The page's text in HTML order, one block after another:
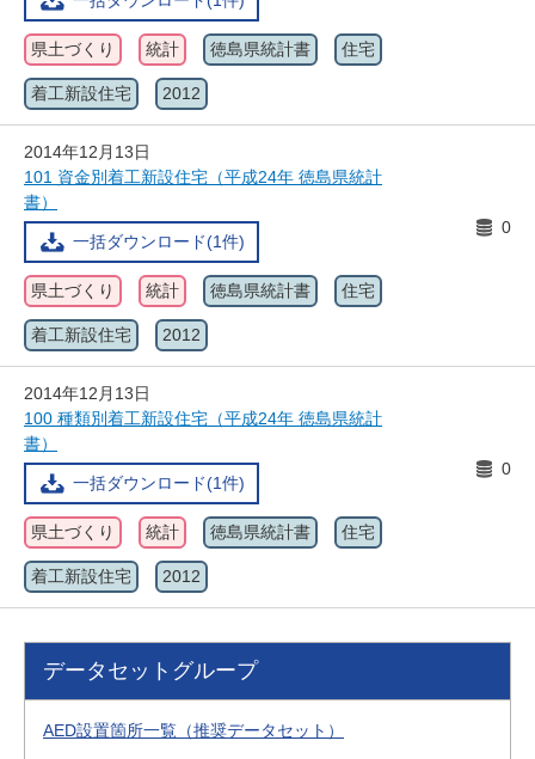
県土づくり 統計 徳島県統計書 住宅
着工新設住宅 2012
2014年12月13日
101 資金別着工新設住宅（平成24年 徳島県統計
書）
一括ダウンロード(1件)
0
県土づくり 統計 徳島県統計書 住宅
着工新設住宅 2012
2014年12月13日
100 種類別着工新設住宅（平成24年 徳島県統計
書）
一括ダウンロード(1件)
0
県土づくり 統計 徳島県統計書 住宅
着工新設住宅 2012
データセットグループ
AED設置箇所一覧（推奨データセット）